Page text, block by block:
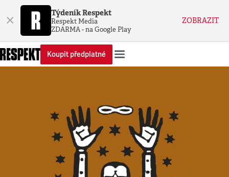
× Týdeník Respekt
Respekt Media
ZDARMA - na Google Play
ZOBRAZIT
Koupit předplatné